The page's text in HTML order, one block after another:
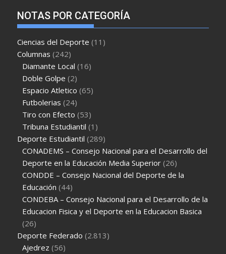
NOTAS POR CATEGORÍA
Ciencias del Deporte (11)
Columnas (242)
Diamante Local (16)
Doble Golpe (2)
Espacio Atletico (65)
Futbolerias (24)
Tiro con Efecto (53)
Tribuna Estudiantil (1)
Deporte Estudiantil (289)
CONADEMS – Consejo Nacional para el Desarrollo del
Deporte en la Educación Media Superior (26)
CONDDE – Consejo Nacional del Deporte de la
Educación (44)
CONDEBA – Consejo Nacional para el Desarrollo de la
Educacion Fisica y el Deporte en la Educacion Basica
(26)
Deporte Federado (2.813)
Ajedrez (56)